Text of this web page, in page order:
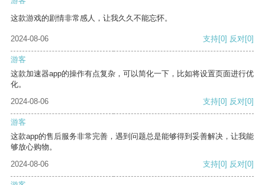
这款游戏的剧情非常感人，让我久久不能忘怀。
2024-08-06 支持[0] 反对[0]
游客
这款加速器app的操作有点复杂，可以简化一下，比如将设置页面进行优
化。
2024-08-06
支持[0] 反对[0]
游客
这款app的售后服务非常完善，遇到问题总是能够得到妥善解决，让我能
够放心购物。
2024-08-06
支持[0] 反对[0]